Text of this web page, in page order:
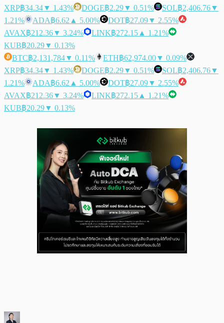
XRP฿34.34▼ 1.43% DOGE฿2.29▼ 0.51% SOL฿2,406.76▼
1.21%
ADA฿6.62 ▲ 5.00% DOT฿27.09▼ 2.55%
AVAX฿212.36▼ 3.24% LINK฿272.15 ▲ 1.21%
KUB฿20.29▼ 0.13%
BTC฿2,131,784▼ 0.11% ETH฿62,974.00▼ 0.09%
XRP฿34.34▼ 1.43% DOGE฿2.29▼ 0.51% SOL฿2,406.76▼
1.21%
ADA฿6.62 ▲ 5.00% DOT฿27.09▼ 2.55%
AVAX฿212.36▼ 3.24% LINK฿272.15 ▲ 1.21%
KUB฿20.29▼ 0.13%